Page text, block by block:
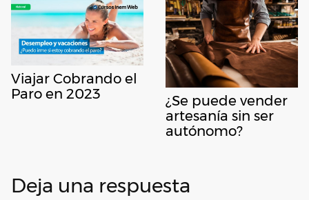
Viajar Cobrando el
Paro en 2023
¿Se puede vender
artesanía sin ser
autónomo?
Deja una respuesta